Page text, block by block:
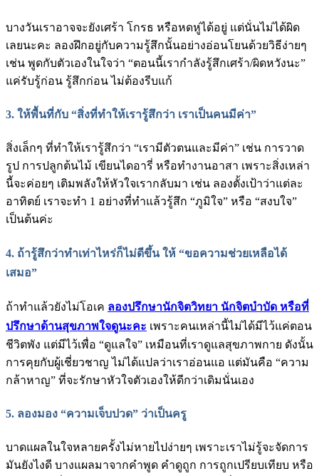
บางวันเราอาจจะยังเศร้า โกรธ หรือหดหู่ได้อยู่ แต่นั่นไม่ได้ผิด
เลยนะคะ ลองฝึกอยู่กับความรู้สึกนั้นอย่างอ่อนโยนด้วยวิธีง่ายๆ
เช่น พูดกับตัวเองในใจว่า “ตอนนี้เรากำลังรู้สึกเศร้า/ผิดหวังนะ”
แค่รับรู้ก่อน รู้สึกก่อน ไม่ต้องรีบแก้
3. ให้พื้นที่กับ “สิ่งที่ทำให้เรารู้สึกว่า เราเป็นคนมีค่า”
สิ่งเล็กๆ ที่ทำให้เรารู้สึกว่า “เรามีตัวตนและมีค่า” เช่น การวาด
รูป การปลูกต้นไม้ เขียนไดอารี่ หรือทำงานอาสา เพราะสิ่งเหล่า
นี้จะค่อยๆ เติมพลังให้หัวใจเรากลับมา เช่น ลองตั้งเป้าว่าแต่ละ
อาทิตย์ เราจะทำ 1 อย่างที่ทำแล้วรู้สึก “ภูมิใจ” หรือ “สงบใจ”
เป็นต้นค่ะ
4. ถ้ารู้สึกว่าทำเท่าไหร่ก็ไม่ดีขึ้น ให้ “ขอความช่วยเหลือได้
เสมอ”
ถ้าทำแล้วยังไม่โอเค ลองปรึกษานักจิตวิทยา นักจิตบำบัด หรือที่
ปรึกษาด้านสุขภาพใจดูนะคะ เพราะคนเหล่านี้ไม่ได้มีไว้แค่ตอน
ชีวิตพัง แต่มีไว้เพื่อ “ดูแลใจ” เหมือนที่เราดูแลสุขภาพกาย ดังนั้น
การคุยกับผู้เชี่ยวชาญ ไม่ได้แปลว่าเราอ่อนแอ แต่มันคือ “ความ
กล้าหาญ” ที่จะรักษาหัวใจตัวเองให้ดีกว่าเดิมนั่นเอง
5. ลองมอง “ความเจ็บปวด” ว่าเป็นครู
บาดแผลในใจหลายครั้งไม่หายไปง่ายๆ เพราะเราไม่รู้จะจัดการ
มันยังไงดี บางแผลมาจากคำพูด คำดูถูก การถูกเปรียบเทียบ หรือ